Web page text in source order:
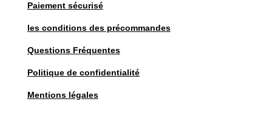
Paiement sécurisé
les conditions des précommandes
Questions Fréquentes
Politique de confidentialité
Mentions légales